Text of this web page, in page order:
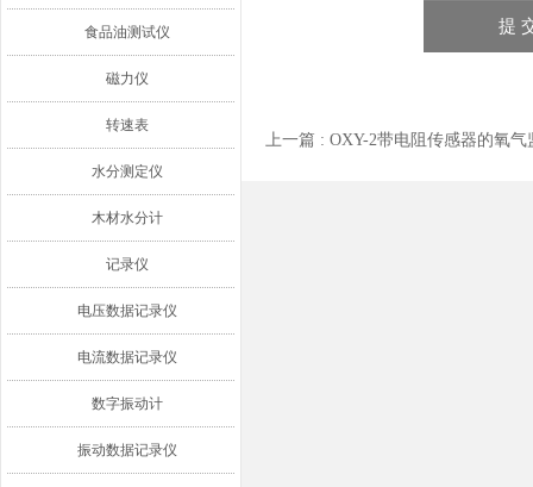
食品油测试仪
磁力仪
转速表
水分测定仪
木材水分计
记录仪
电压数据记录仪
电流数据记录仪
数字振动计
振动数据记录仪
上一篇 : OXY-2带电阻传感器的氧